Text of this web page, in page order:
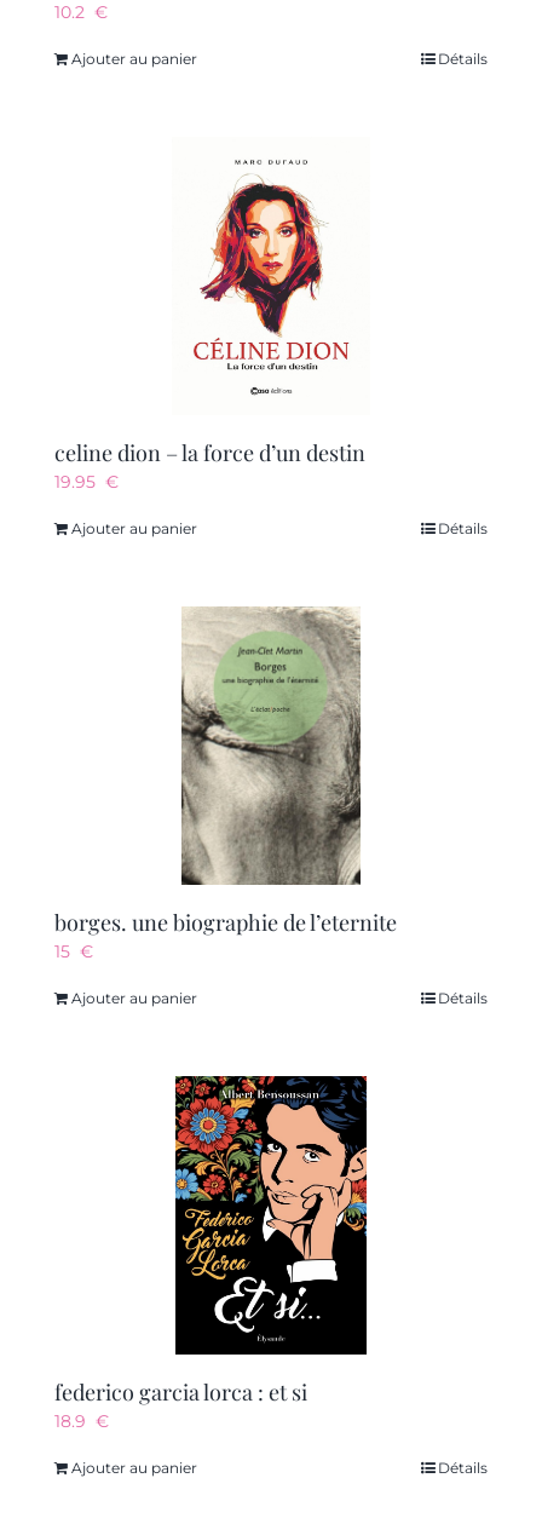
10.2 €
Ajouter au panier Détails
celine dion – la force d’un destin
19.95 €
Ajouter au panier Détails
borges. une biographie de l’eternite
15 €
Ajouter au panier Détails
federico garcia lorca : et si
18.9 €
Ajouter au panier Détails